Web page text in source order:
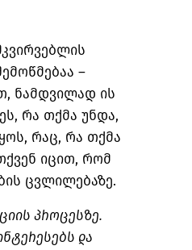
–
ნამდვილად ის
რა თქმა უნდა,
რაც, რა თქმა
იცით, რომ
ცვლილებაზე.
პროცესზე.
და